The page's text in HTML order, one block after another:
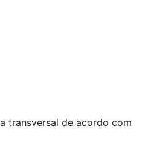
transversal de acordo com